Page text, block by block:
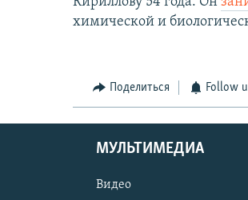
химической и
Поделиться Follow
МУЛЬТИМЕДИА
Видео